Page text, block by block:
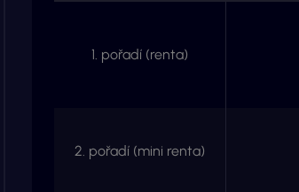
1. pořadí (renta)
2. pořadí (mini renta)